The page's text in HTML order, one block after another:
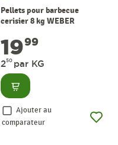
Pellets pour barbecue
cerisier 8 kg WEBER
1999
250 par KG
Consulter
Ajouter au
comparateur